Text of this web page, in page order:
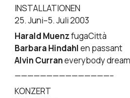
INSTALLATIONEN
25. Juni–5. Juli 2003
Harald MuenzfugaCittà
Barbara Hindahlen passant
Alvin Curraneverybody
———————————————–
KONZERT